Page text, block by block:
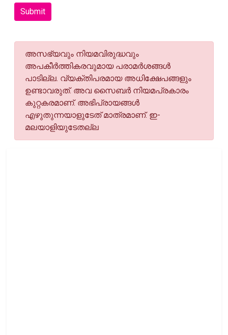
Submit
അസഭ്യവും നിയമവിരുദ്ധവും
അപകീര്‍ത്തികരവുമായ പരാമര്‍ശങ്ങള്‍
പാടില്ല. വ്യക്തിപരമായ അധിക്ഷേപങ്ങളും
ഉണ്ടാവരുത്. അവ സൈബര്‍ നിയമപ്രകാരം
കുറ്റകരമാണ്. അഭിപ്രായങ്ങള്‍
എഴുതുന്നയാളുടേത് മാത്രമാണ്. ഇ-
മലയാളിയുടേതല്ല